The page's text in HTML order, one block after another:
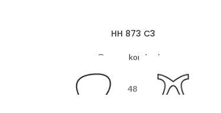
HH 873 C3
Oprawy korekcyjne
48